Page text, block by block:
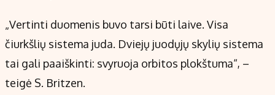
„Vertinti duomenis buvo tarsi būti laive. Visa
čiurkšlių sistema juda. Dviejų juodųjų skylių sistema
tai gali paaiškinti: svyruoja orbitos plokštuma“, –
teigė S. Britzen.